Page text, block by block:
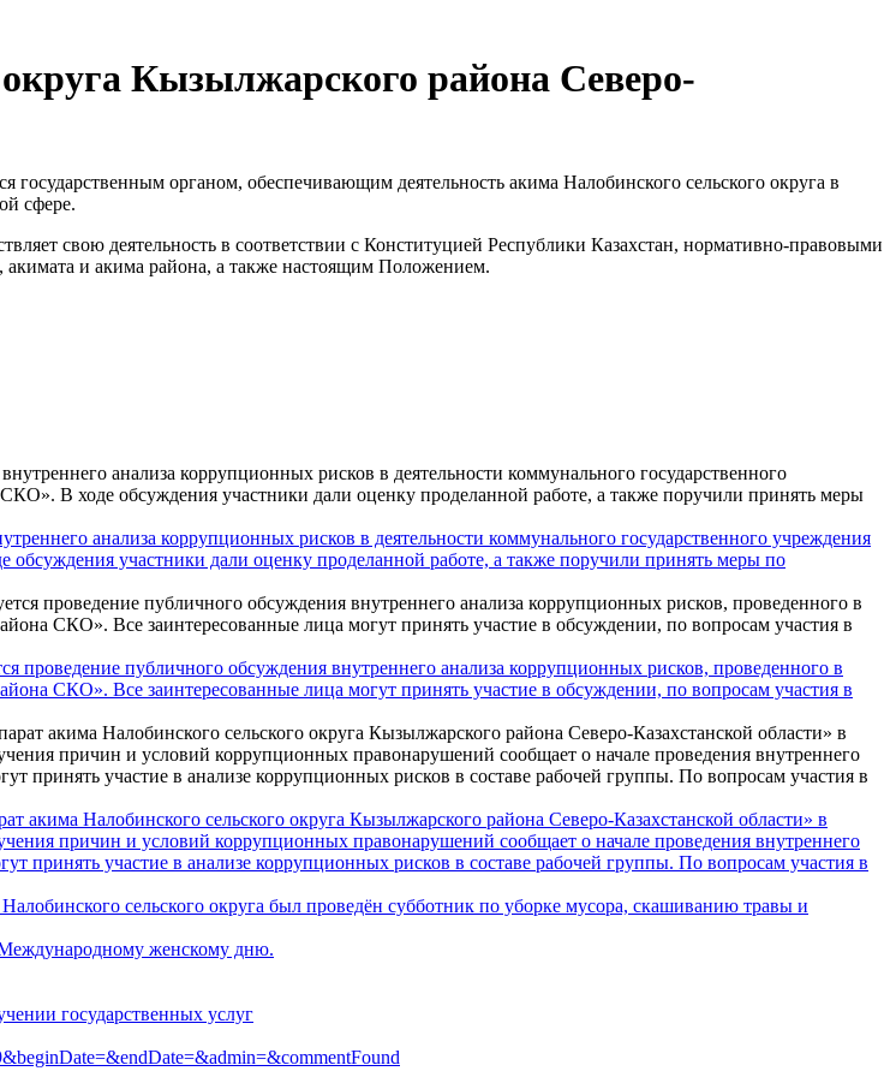
Кызылжарского района Северо-
органом, обеспечивающим деятельность акима Налобинского сельского округа в
сфере.
свою деятельность в соответствии с Конституцией Республики Казахстан, нормативно-правовыми
акимата и акима района, а также настоящим Положением.
анализа коррупционных рисков в деятельности коммунального государственного учреждения
участники дали оценку проделанной работе, а также поручили принять меры по
проведение публичного обсуждения внутреннего анализа коррупционных рисков, проведенного в
СКО». Все заинтересованные лица могут принять участие в обсуждении, по вопросам участия в
Налобинского сельского округа Кызылжарского района Северо-Казахстанской области» в
причин и условий коррупционных правонарушений сообщает о начале проведения внутреннего
принять участие в анализе коррупционных рисков в составе рабочей группы. По вопросам участия в
сельского округа был проведён субботник по уборке мусора, скашиванию травы и
женскому дню.
государственных услуг